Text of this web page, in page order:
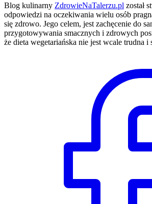
Blog kulinarny ZdrowieNaTalerzu.pl został
odpowiedzi na oczekiwania wielu osób
się zdrowo. Jego celem, jest zachęcenie do
przygotowywania smacznych i zdrowych
że dieta wegetariańska nie jest wcale trudna